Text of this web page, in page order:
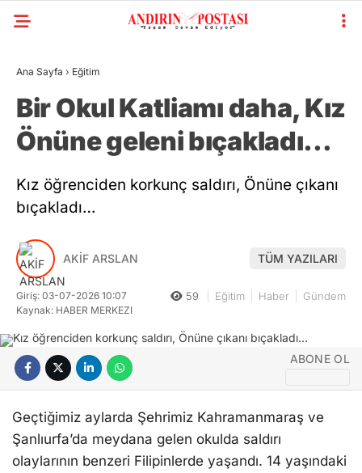
Ana Sayfa › Eğitim
Bir Okul Katliamı daha, Kız
Önüne geleni bıçakladı…
Kız öğrenciden korkunç saldırı, Önüne çıkanı
bıçakladı…
AKİF ARSLAN TÜM YAZILARI
Giriş: 03-07-2026 10:07
Kaynak: HABER MERKEZI
59 Eğitim Haber Gündem
ABONE OL
Geçtiğimiz aylarda Şehrimiz Kahramanmaraş ve
Şanlıurfa’da meydana gelen okulda saldırı
olaylarının benzeri Filipinlerde yaşandı. 14 yaşındaki